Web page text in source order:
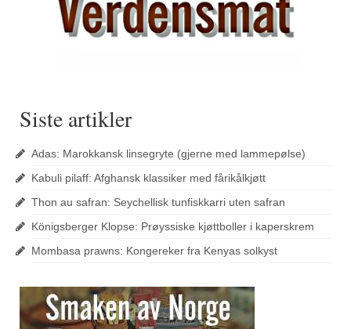
Siste artikler
Adas: Marokkansk linsegryte (gjerne med lammepølse)
Kabuli pilaff: Afghansk klassiker med fårikålkjøtt
Thon au safran: Seychellisk tunfiskkarri uten safran
Königsberger Klopse: Prøyssiske kjøttboller i kaperskrem
Mombasa prawns: Kongereker fra Kenyas solkyst